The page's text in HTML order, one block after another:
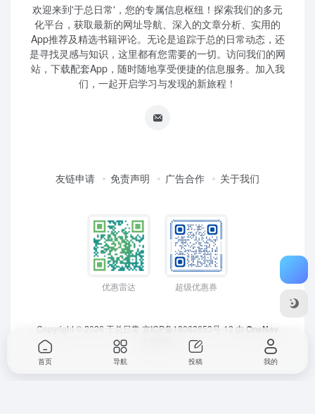
欢迎来到'于总日常'，您的专属信息枢纽！探索我们的多元
化平台，获取最新的网址导航、深入的文章分析、实用的
App推荐及精选书籍评论。无论是追踪于总的日常动态，还
是寻找灵感与知识，这里都有您需要的一切。访问我们的网
站，下载配套App，随时随地享受便捷的信息服务。加入我
们，一起开启学习与发现的新旅程！
友链申请 免责声明 广告合作 关于我们
优惠雷达 超级优惠券
Copyright © 2026 于总日常 京ICP备18062653号-12 由 OneNav
首页 导航 投稿 我的